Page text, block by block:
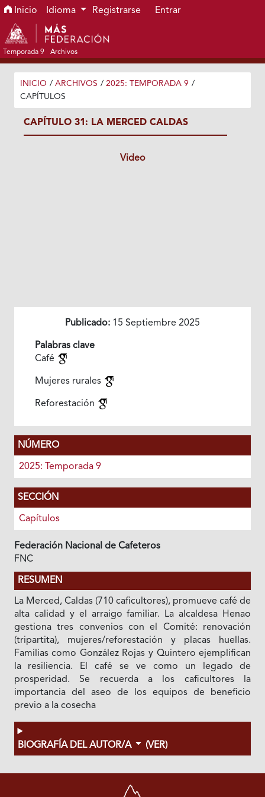
Ir al menú de navegación principal
Ir al contenido principal
Ir al pie de página del sitio
Inicio Idioma Registrarse Entrar
Temporada 9 Archivos
INICIO / ARCHIVOS / 2025: TEMPORADA 9 /
CAPÍTULOS
CAPÍTULO 31: LA MERCED CALDAS
Video
Publicado: 15 Septiembre 2025
Palabras clave
Café
Mujeres rurales
Reforestación
NÚMERO
2025: Temporada 9
SECCIÓN
Capítulos
Federación Nacional de Cafeteros
FNC
RESUMEN
La Merced, Caldas (710 caficultores), promueve café de
alta calidad y el arraigo familiar. La alcaldesa Henao
gestiona tres convenios con el Comité: renovación
(tripartita), mujeres/reforestación y placas huellas.
Familias como González Rojas y Quintero ejemplifican
la resiliencia. El café se ve como un legado de
prosperidad. Se recuerda a los caficultores la
importancia del aseo de los equipos de beneficio
previo a la cosecha
BIOGRAFÍA DEL AUTOR/A (VER)